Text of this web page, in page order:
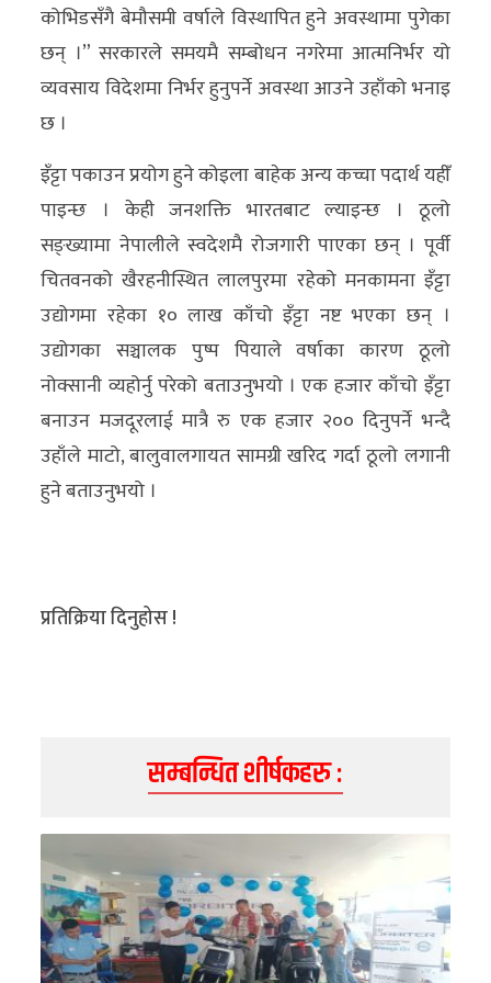
कोभिडसँगै बेमौसमी वर्षाले विस्थापित हुने अवस्थामा पुगेका
छन् ।” सरकारले समयमै सम्बोधन नगरेमा आत्मनिर्भर यो
व्यवसाय विदेशमा निर्भर हुनुपर्ने अवस्था आउने उहाँको भनाइ
छ ।
इँट्टा पकाउन प्रयोग हुने कोइला बाहेक अन्य कच्चा पदार्थ यहीँ
पाइन्छ । केही जनशक्ति भारतबाट ल्याइन्छ । ठूलो
सङ्ख्यामा नेपालीले स्वदेशमै रोजगारी पाएका छन् । पूर्वी
चितवनको खैरहनीस्थित लालपुरमा रहेको मनकामना इँट्टा
उद्योगमा रहेका १० लाख काँचो इँट्टा नष्ट भएका छन् ।
उद्योगका सञ्चालक पुष्प पियाले वर्षाका कारण ठूलो
नोक्सानी व्यहोर्नु परेको बताउनुभयो । एक हजार काँचो इँट्टा
बनाउन मजदूरलाई मात्रै रु एक हजार २०० दिनुपर्ने भन्दै
उहाँले माटो, बालुवालगायत सामग्री खरिद गर्दा ठूलो लगानी
हुने बताउनुभयो ।
प्रतिक्रिया दिनुहोस !
सम्बन्धित शीर्षकहरु :